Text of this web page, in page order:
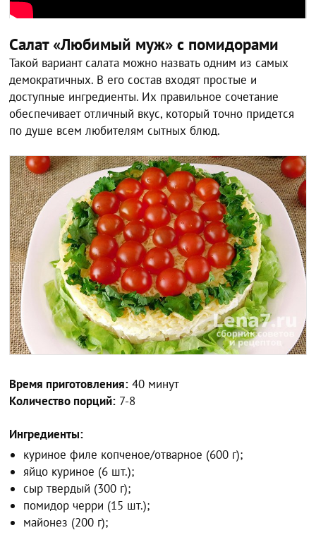
Салат «Любимый муж» с помидорами
Такой вариант салата можно назвать одним из самых
демократичных. В его состав входят простые и
доступные ингредиенты. Их правильное сочетание
обеспечивает отличный вкус, который точно придется
по душе всем любителям сытных блюд.
Время приготовления: 40 минут
Количество порций: 7-8
Ингредиенты:
куриное филе копченое/отварное (600 г);
яйцо куриное (6 шт.);
сыр твердый (300 г);
помидор черри (15 шт.);
майонез (200 г);